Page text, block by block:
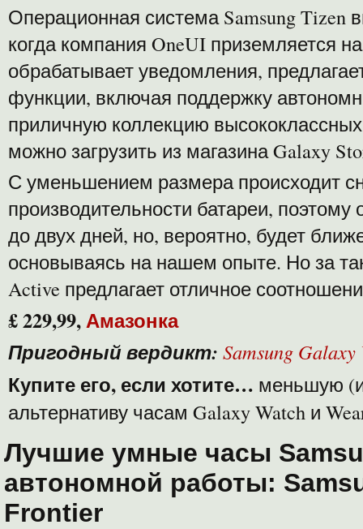
Операционная система Samsung Tizen
когда компания OneUI приземляется
обрабатывает уведомления,
функции, включая поддержку
приличную коллекцию
можно загрузить из магазина Galaxy
С уменьшением размера происходит
производительности батареи, поэтому
до двух дней, но, вероятно, будет
основываясь на нашем опыте. Но за
Active предлагает отличное
£ 229,99,Амазонка
Пригодный вердикт: Samsung
Купите его, если хотите… меньшую
альтернативу часам Galaxy Watch и
Лучшие умные часы
автономной работы:
Frontier